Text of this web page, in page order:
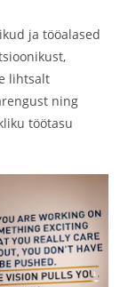
ja tööalased
lihtsalt
ning
töötasu